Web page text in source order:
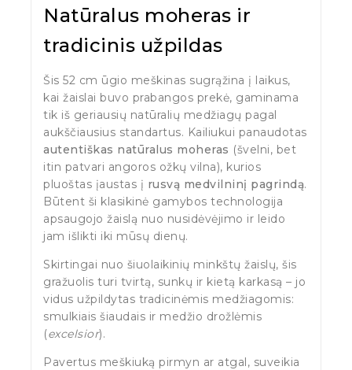
Natūralus moheras ir
tradicinis užpildas
Šis 52 cm ūgio meškinas sugrąžina į laikus,
kai žaislai buvo prabangos prekė, gaminama
tik iš geriausių natūralių medžiagų pagal
aukščiausius standartus. Kailiukui panaudotas
autentiškas natūralus moheras (švelni, bet
itin patvari angoros ožkų vilna), kurios
pluoštas įaustas į rusvą medvilninį pagrindą.
Būtent ši klasikinė gamybos technologija
apsaugojo žaislą nuo nusidėvėjimo ir leido
jam išlikti iki mūsų dienų.
Skirtingai nuo šiuolaikinių minkštų žaislų, šis
gražuolis turi tvirtą, sunkų ir kietą karkasą – jo
vidus užpildytas tradicinėmis medžiagomis:
smulkiais šiaudais ir medžio drožlėmis
(excelsior).
Pavertus meškiuką pirmyn ar atgal, suveikia